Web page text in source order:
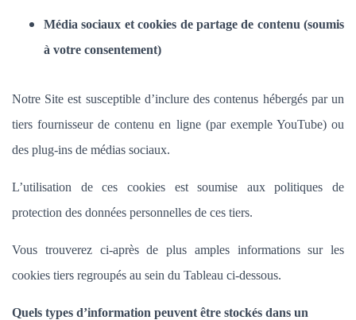
Média sociaux et cookies de partage de contenu (soumis
à votre consentement)
Notre Site est susceptible d’inclure des contenus hébergés par un
tiers fournisseur de contenu en ligne (par exemple YouTube) ou
des plug-ins de médias sociaux.
L’utilisation de ces cookies est soumise aux politiques de
protection des données personnelles de ces tiers.
Vous trouverez ci-après de plus amples informations sur les
cookies tiers regroupés au sein du Tableau ci-dessous.
Quels types d’information peuvent être stockés dans un